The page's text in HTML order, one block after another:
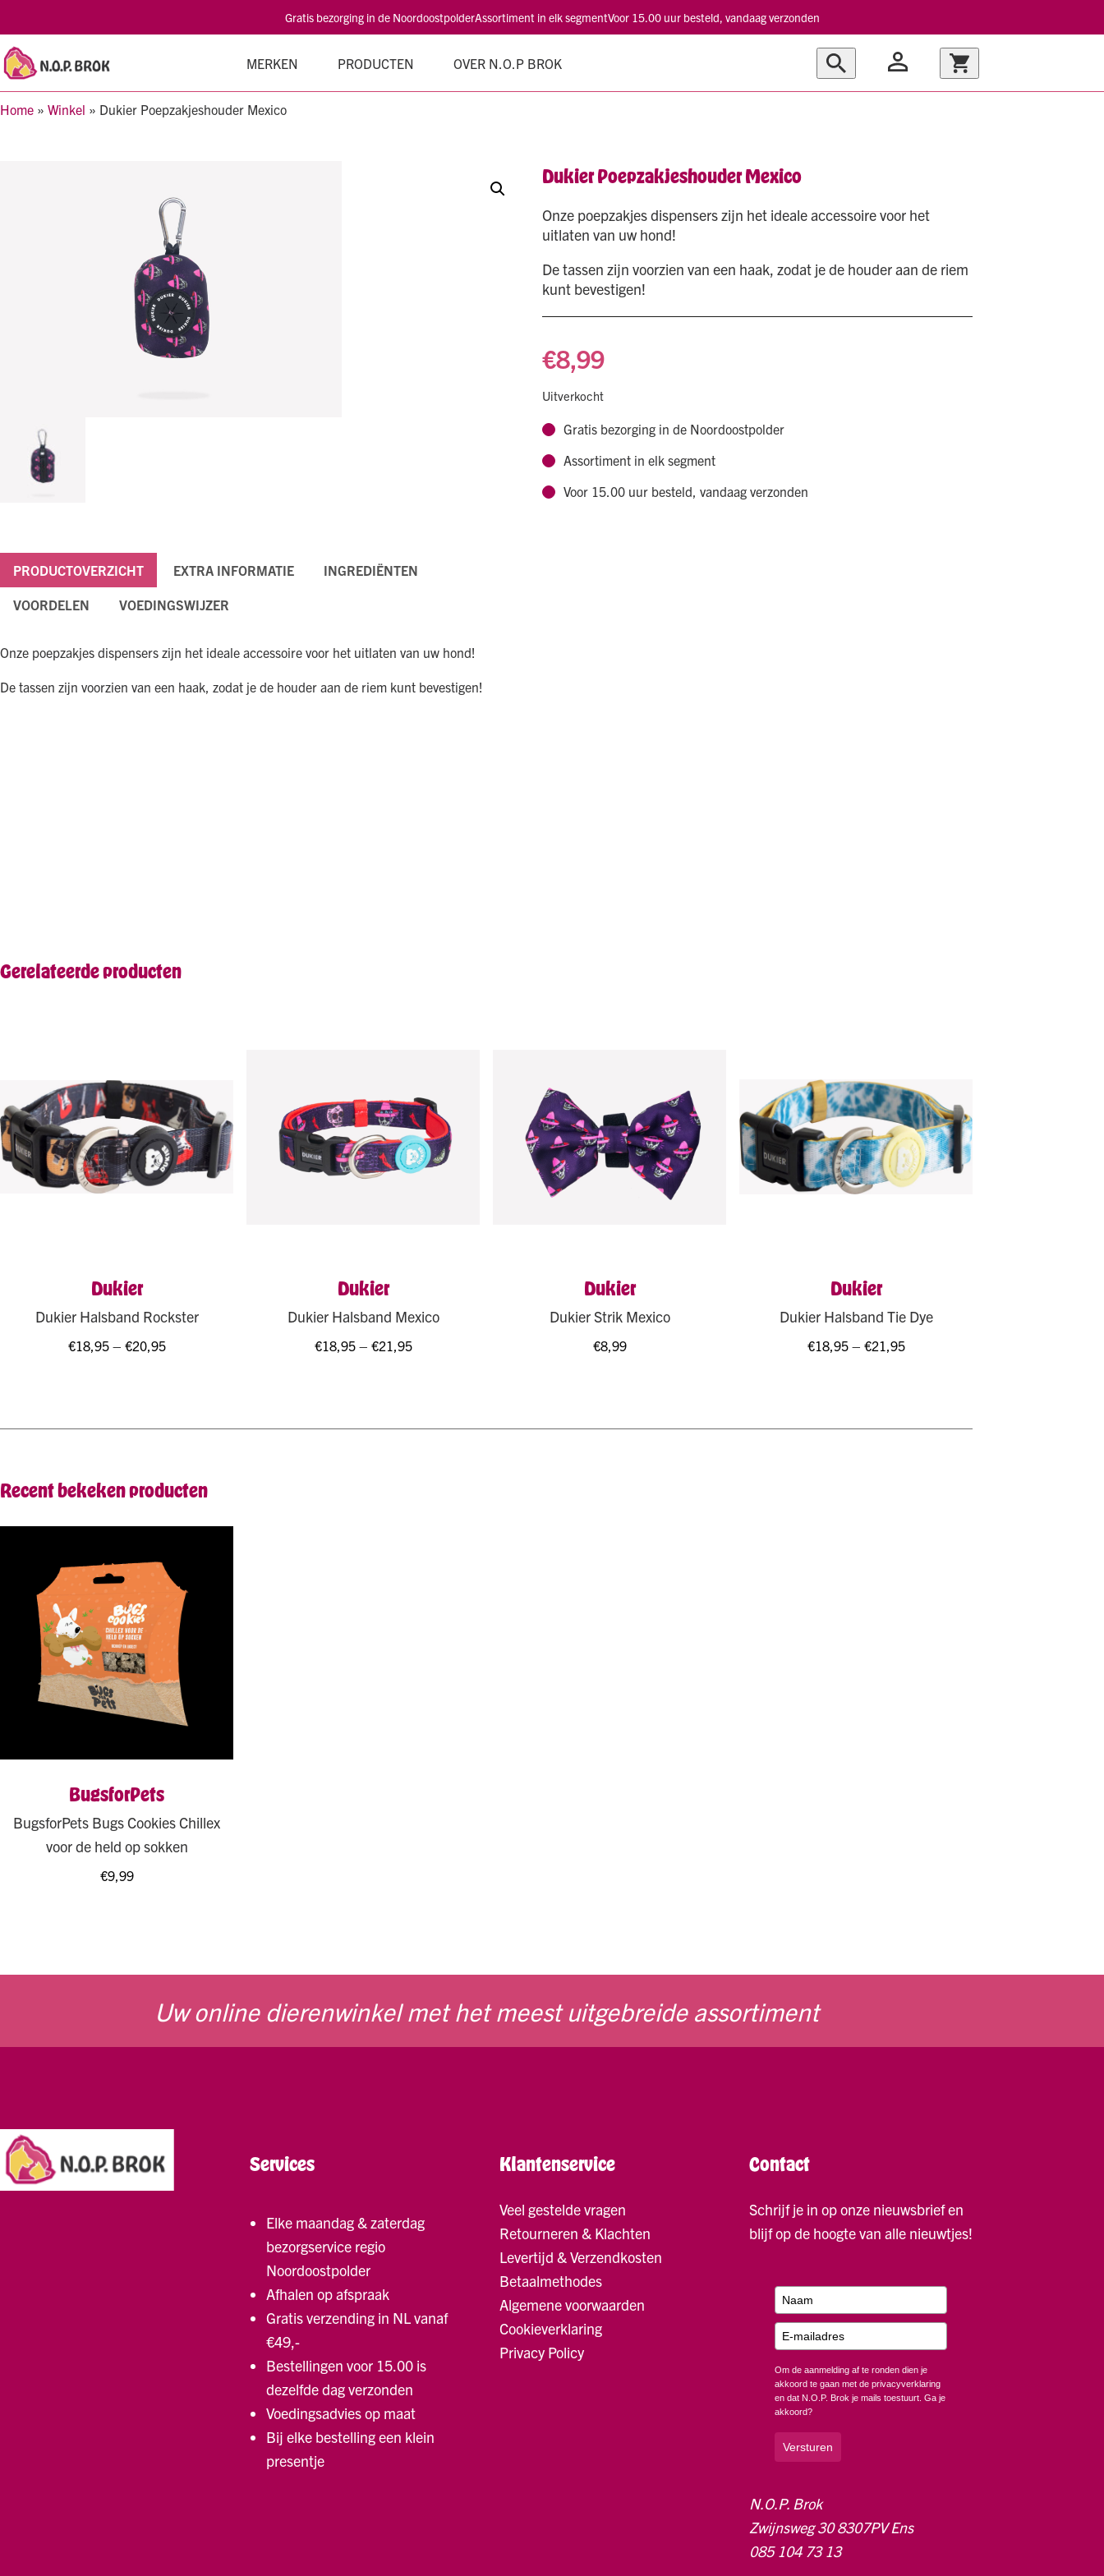
Gratis bezorging in de NoordoostpolderAssortiment in elk segmentVoor 15.00 uur besteld, vandaag verzonden
MERKEN PRODUCTEN OVER N.O.P BROK
Home » Winkel » Dukier Poepzakjeshouder Mexico
Dukier Poepzakjeshouder Mexico
Onze poepzakjes dispensers zijn het ideale accessoire voor het
uitlaten van uw hond!
De tassen zijn voorzien van een haak, zodat je de houder aan de riem
kunt bevestigen!
€8,99
Uitverkocht
Gratis bezorging in de Noordoostpolder
Assortiment in elk segment
Voor 15.00 uur besteld, vandaag verzonden
PRODUCTOVERZICHT EXTRA INFORMATIE INGREDIËNTEN
VOORDELEN VOEDINGSWIJZER
Onze poepzakjes dispensers zijn het ideale accessoire voor het uitlaten van uw hond!
De tassen zijn voorzien van een haak, zodat je de houder aan de riem kunt bevestigen!
Gerelateerde producten
Dukier
Dukier Halsband Rockster
€18,95– €20,95
Dukier
Dukier Halsband Mexico
€18,95– €21,95
Dukier
Dukier Strik Mexico
€8,99
Dukier
Dukier Halsband Tie Dye
€18,95– €21,95
Recent bekeken producten
BugsforPets
BugsforPets Bugs Cookies Chillex
voor de held op sokken
€9,99
Uw online dierenwinkel met het meest uitgebreide assortiment
Services
Elke maandag & zaterdag
bezorgservice regio
Noordoostpolder
Afhalen op afspraak
Gratis verzending in NL vanaf
€49,-
Bestellingen voor 15.00 is
dezelfde dag verzonden
Voedingsadvies op maat
Bij elke bestelling een klein
presentje
Klantenservice
Veel gestelde vragen
Retourneren & Klachten
Levertijd & Verzendkosten
Betaalmethodes
Algemene voorwaarden
Cookieverklaring
Privacy Policy
Contact
Schrijf je in op onze nieuwsbrief en
blijf op de hoogte van alle nieuwtjes!
Om de aanmelding af te ronden dien je
akkoord te gaan met de privacyverklaring
en dat N.O.P. Brok je mails toestuurt. Ga je
akkoord?
Versturen
N.O.P. Brok
Zwijnsweg 30 8307PV Ens
085 104 73 13